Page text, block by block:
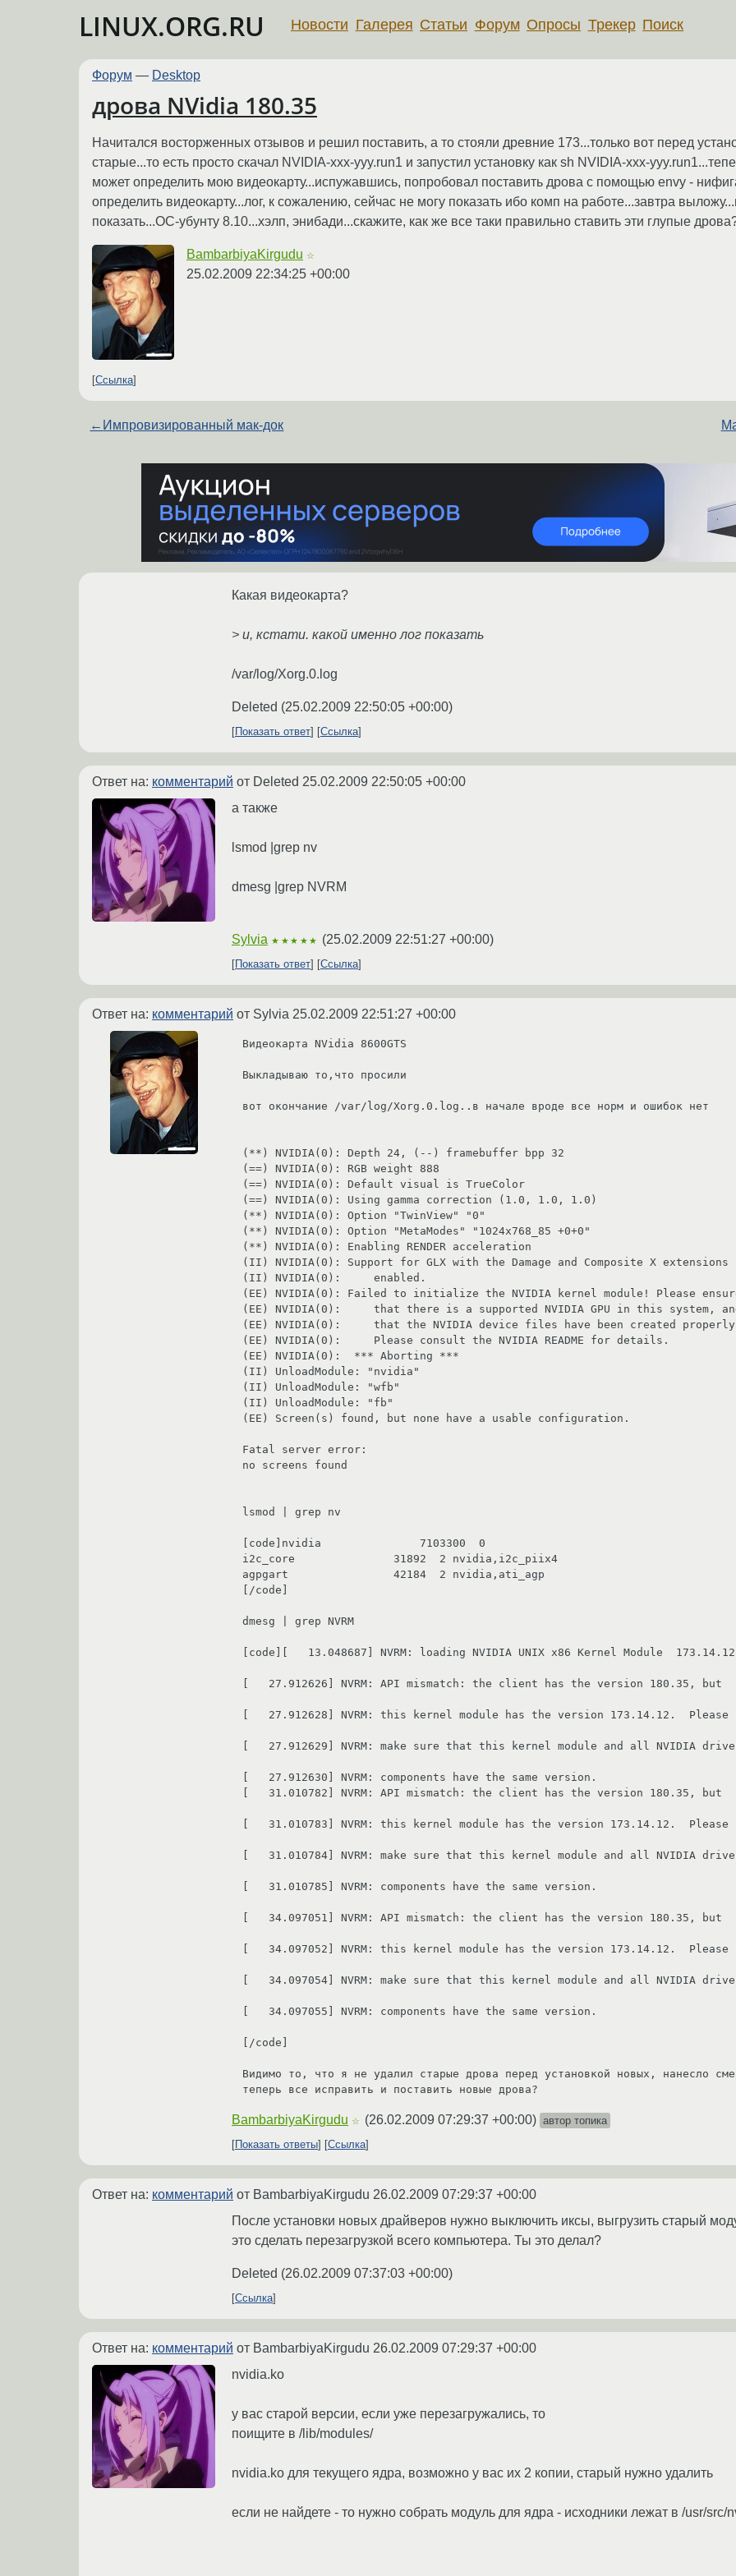
LINUX.ORG.RU Новости Галерея Статьи Форум Опросы Трекер Поиск
Форум — Desktop
дрова NVidia 180.35
Начитался восторженных отзывов и решил поставить, а то стояли древние 173...только вот перед
старые...то есть просто скачал NVIDIA-xxx-yyy.run1 и запустил установку как sh NVIDIA-xxx-
может определить мою видеокарту...испужавшись, попробовал поставить дрова с помощью envy -
определить видеокарту...лог, к сожалению, сейчас не могу показать ибо комп на работе...завтра
показать...ОС-убунту 8.10...хэлп, энибади...скажите, как же все таки правильно ставить эти глупые
BambarbiyaKirgudu ☆
25.02.2009 22:34:25 +00:00
Ссылка
← Импровизированный мак-док
Какая видеокарта?
> и, кстати. какой именно лог показать
/var/log/Xorg.0.log
Deleted (25.02.2009 22:50:05 +00:00)
Показать ответ Ссылка
Ответ на: комментарий от Deleted 25.02.2009 22:50:05 +00:00
а также
lsmod |grep nv
dmesg |grep NVRM
Sylvia ★★★★★ (25.02.2009 22:51:27 +00:00)
Показать ответ Ссылка
Ответ на: комментарий от Sylvia 25.02.2009 22:51:27 +00:00
Видеокарта NVidia 8600GTS
Выкладываю то,что просили
вот окончание /var/log/Xorg.0.log..в начале вроде все норм и ошибок нет
(**) NVIDIA(0): Depth 24, (--) framebuffer bpp 32
(==) NVIDIA(0): RGB weight 888
(==) NVIDIA(0): Default visual is TrueColor
(==) NVIDIA(0): Using gamma correction (1.0, 1.0, 1.0)
(**) NVIDIA(0): Option "TwinView" "0"
(**) NVIDIA(0): Option "MetaModes" "1024x768_85 +0+0"
(**) NVIDIA(0): Enabling RENDER acceleration
(II) NVIDIA(0): Support for GLX with the Damage and Composite X extensions
(II) NVIDIA(0):     enabled.
(EE) NVIDIA(0): Failed to initialize the NVIDIA kernel module! Please
(EE) NVIDIA(0):     that there is a supported NVIDIA GPU in this system,
(EE) NVIDIA(0):     that the NVIDIA device files have been created
(EE) NVIDIA(0):     Please consult the NVIDIA README for details.
(EE) NVIDIA(0):  *** Aborting ***
(II) UnloadModule: "nvidia"
(II) UnloadModule: "wfb"
(II) UnloadModule: "fb"
(EE) Screen(s) found, but none have a usable configuration.
Fatal server error:
no screens found
lsmod | grep nv
[code]nvidia               7103300  0
i2c_core               31892  2 nvidia,i2c_piix4
agpgart                42184  2 nvidia,ati_agp
[/code]
dmesg | grep NVRM
[code][   13.048687] NVRM: loading NVIDIA UNIX x86 Kernel Module
[   27.912626] NVRM: API mismatch: the client has the version 180.35, but
[   27.912628] NVRM: this kernel module has the version 173.14.12.  Please
[   27.912629] NVRM: make sure that this kernel module and all NVIDIA
[   27.912630] NVRM: components have the same version.
[   31.010782] NVRM: API mismatch: the client has the version 180.35, but
[   31.010783] NVRM: this kernel module has the version 173.14.12.  Please
[   31.010784] NVRM: make sure that this kernel module and all NVIDIA
[   31.010785] NVRM: components have the same version.
[   34.097051] NVRM: API mismatch: the client has the version 180.35, but
[   34.097052] NVRM: this kernel module has the version 173.14.12.  Please
[   34.097054] NVRM: make sure that this kernel module and all NVIDIA
[   34.097055] NVRM: components have the same version.
[/code]
Видимо то, что я не удалил старые дрова перед установкой новых, нанесло
BambarbiyaKirgudu ☆ (26.02.2009 07:29:37 +00:00) автор топика
Показать ответы
Ссылка
Ответ на: комментарий от BambarbiyaKirgudu 26.02.2009 07:29:37 +00:00
После установки новых драйверов нужно выключить иксы, выгрузить старый
это сделать перезагрузкой всего компьютера. Ты это делал?
Deleted (26.02.2009 07:37:03 +00:00)
Ссылка
Ответ на: комментарий от BambarbiyaKirgudu 26.02.2009 07:29:37 +00:00
nvidia.ko
у вас старой версии, если уже перезагружались, то
поищите в /lib/modules/
nvidia.ko для текущего ядра, возможно у вас их 2 копии, старый нужно удалить
если не найдете - то нужно собрать модуль для ядра - исходники лежат в /usr/src/